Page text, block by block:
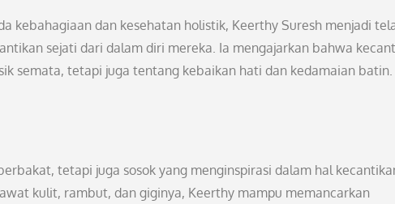
kebahagiaan dan kesehatan holistik, Keerthy Suresh menjadi
sejati dari dalam diri mereka. Ia mengajarkan bahwa
semata, tetapi juga tentang kebaikan hati dan kedamaian batin.
tetapi juga sosok yang menginspirasi dalam hal
kulit, rambut, dan giginya, Keerthy mampu memancarkan